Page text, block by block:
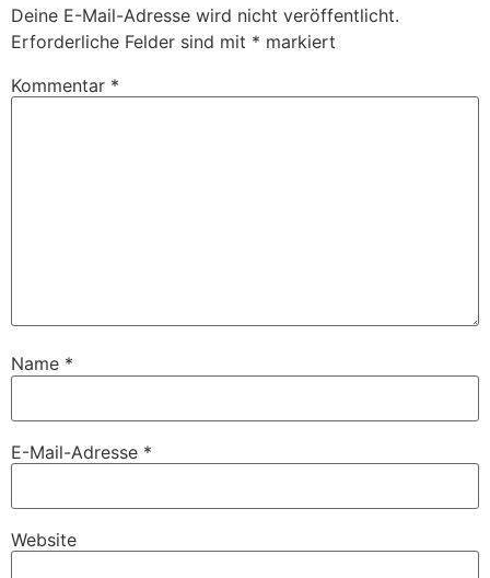
Deine E-Mail-Adresse wird nicht veröffentlicht.
Erforderliche Felder sind mit * markiert
Kommentar *
Name *
E-Mail-Adresse *
Website